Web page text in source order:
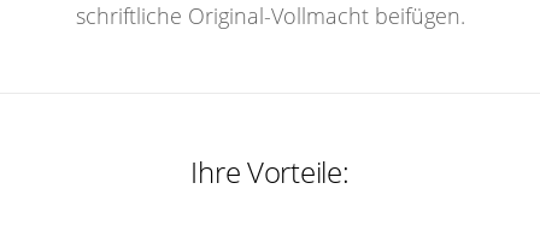
schriftliche Original-Vollmacht beifügen.
Ihre Vorteile: